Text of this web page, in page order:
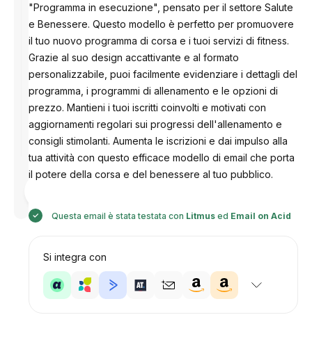
Progettato
"Programma in esecuzione", pensato per il settore Salute
e Benessere. Questo modello è perfetto per promuovere
il tuo nuovo programma di corsa e i tuoi servizi di fitness.
Grazie al suo design accattivante e al formato
personalizzabile, puoi facilmente evidenziare i dettagli del
programma, i programmi di allenamento e le opzioni di
prezzo. Mantieni i tuoi iscritti coinvolti e motivati ​​con
aggiornamenti regolari sui progressi dell'allenamento e
consigli stimolanti. Aumenta le iscrizioni e dai impulso alla
tua attività con questo efficace modello di email che porta
il potere della corsa e del benessere al tuo pubblico.
Questa email è stata testata con Litmus ed Email on Acid
Si integra con